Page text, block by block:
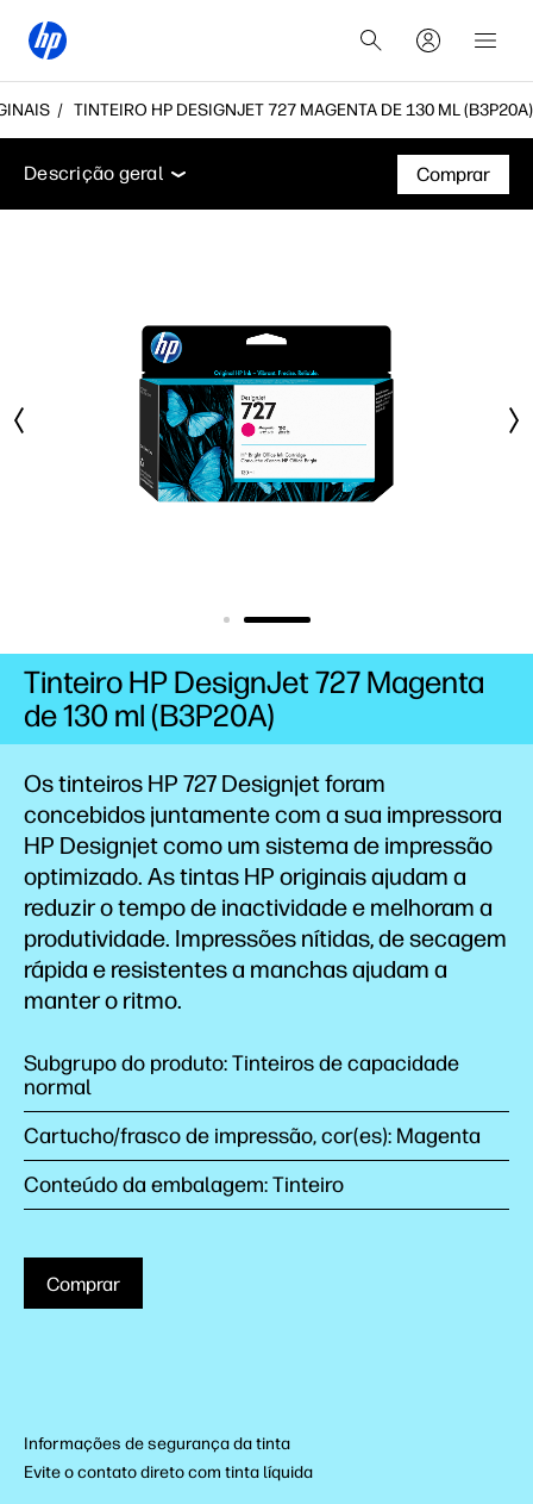
TINTEIRO HP DESIGNJET 727 MAGENTA DE 130 ML (B3P20A)
Descrição geral
Suporte
Descrição geral
Comprar
Os tinteiros HP 727 Designjet foram
concebidos juntamente com a sua impressora
HP Designjet como um sistema de impressão
optimizado. As tintas HP originais ajudam a
reduzir o tempo de inactividade e melhoram a
produtividade. Impressões nítidas, de secagem
rápida e resistentes a manchas ajudam a
manter o ritmo.
Subgrupo do produto: Tinteiros de capacidade
normal
Cartucho/frasco de impressão, cor(es): Magenta
Conteúdo da embalagem: Tinteiro
Comprar
Tinteiro HP DesignJet 727 Magenta
de 130 ml (B3P20A)
Informações de segurança da tinta
Evite o contato direto com tinta líquida